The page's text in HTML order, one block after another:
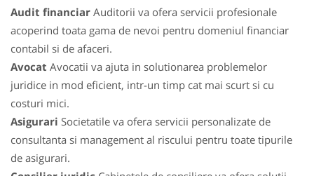
Audit financiar Auditorii va ofera servicii profesionale
acoperind toata gama de nevoi pentru domeniul financiar
contabil si de afaceri.
Avocat Avocatii va ajuta in solutionarea problemelor
juridice in mod eficient, intr-un timp cat mai scurt si cu
costuri mici.
Asigurari Societatile va ofera servicii personalizate de
consultanta si management al riscului pentru toate tipurile
de asigurari.